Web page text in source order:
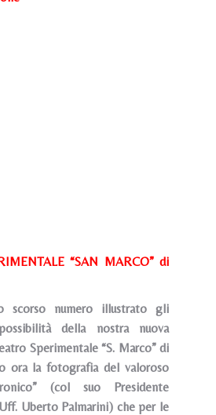
“SAN MARCO” di
scorso numero illustrato gli
della nostra nuova
Sperimentale “S. Marco” di
ora la fotografia del valoroso
(col suo Presidente
Uberto Palmarini) che per le